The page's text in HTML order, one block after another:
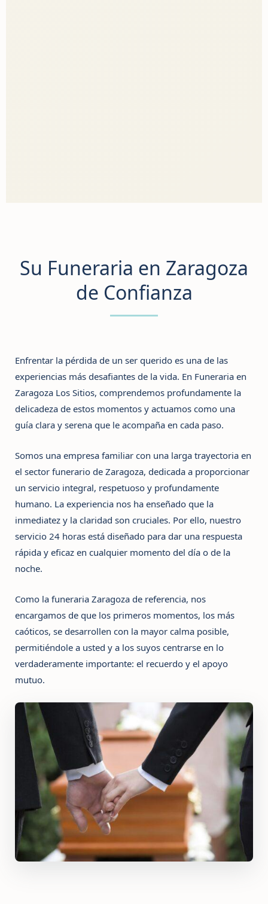
Su Funeraria en Zaragoza
de Confianza
Enfrentar la pérdida de un ser querido es una de las
experiencias más desafiantes de la vida. En Funeraria en
Zaragoza Los Sitios, comprendemos profundamente la
delicadeza de estos momentos y actuamos como una
guía clara y serena que le acompaña en cada paso.
Somos una empresa familiar con una larga trayectoria en
el sector funerario de Zaragoza, dedicada a proporcionar
un servicio integral, respetuoso y profundamente
humano. La experiencia nos ha enseñado que la
inmediatez y la claridad son cruciales. Por ello, nuestro
servicio 24 horas está diseñado para dar una respuesta
rápida y eficaz en cualquier momento del día o de la
noche.
Como la funeraria Zaragoza de referencia, nos
encargamos de que los primeros momentos, los más
caóticos, se desarrollen con la mayor calma posible,
permitiéndole a usted y a los suyos centrarse en lo
verdaderamente importante: el recuerdo y el apoyo
mutuo.